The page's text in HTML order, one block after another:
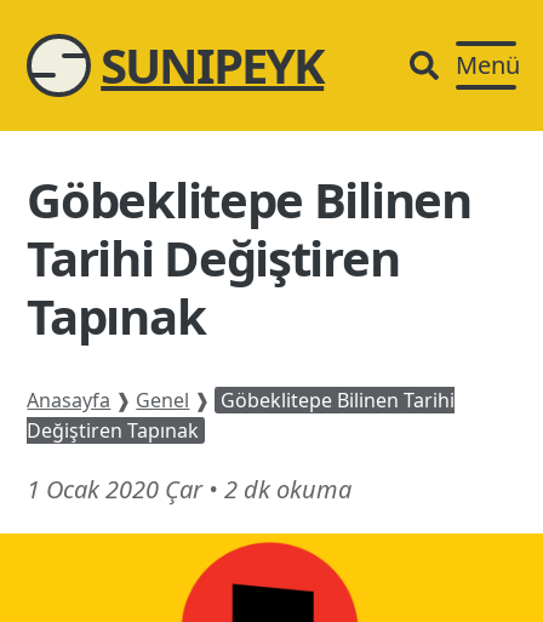
SUNIPEYK Menü
Göbeklitepe Bilinen
Tarihi Değiştiren
Tapınak
Anasayfa ❱ Genel ❱ Göbeklitepe Bilinen Tarihi
Değiştiren Tapınak
1 Ocak 2020 Çar 13
Mart
26
• 2 dk okuma